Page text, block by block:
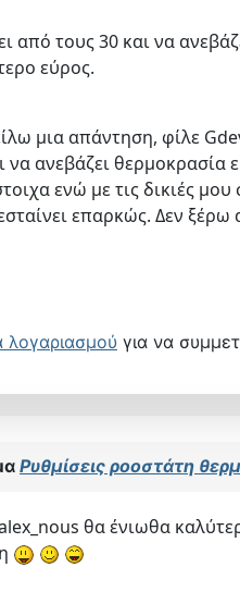
από τους 30 και να
εύρος.
μια απάντηση, φίλε
να ανεβάζει
ενώ με τις δικιές
επαρκώς. Δεν
λογαριασμού για να
Ρυθμίσεις ροοστάτη
θα ένιωθα